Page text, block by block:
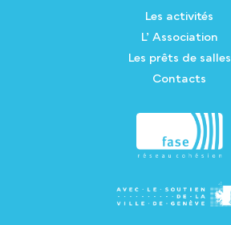
Les activités
L’ Association
Les prêts de salles
Contacts